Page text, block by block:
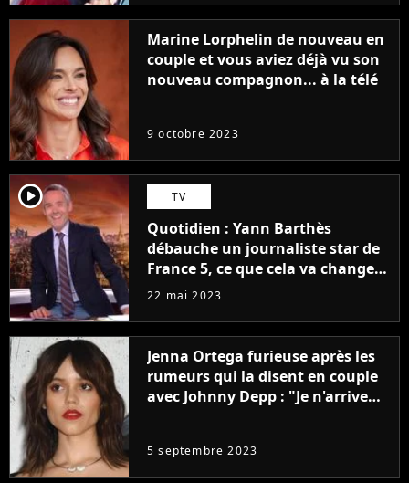
Marine Lorphelin de nouveau en
couple et vous aviez déjà vu son
nouveau compagnon... à la télé
9 octobre 2023
player2 TV
Quotidien : Yann Barthès
débauche un journaliste star de
France 5, ce que cela va changer
à la rentrée
22 mai 2023
Jenna Ortega furieuse après les
rumeurs qui la disent en couple
avec Johnny Depp : "Je n'arrive
5 septembre 2023